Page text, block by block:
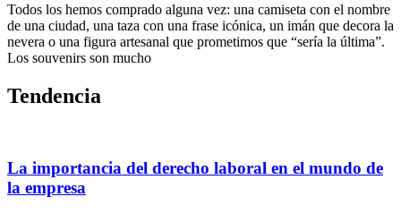
Todos los hemos comprado alguna vez: una camiseta con el nombre
de una ciudad, una taza con una frase icónica, un imán que decora la
nevera o una figura artesanal que prometimos que “sería la última”.
Los souvenirs son mucho
Tendencia
La importancia del derecho laboral en el mundo de
la empresa